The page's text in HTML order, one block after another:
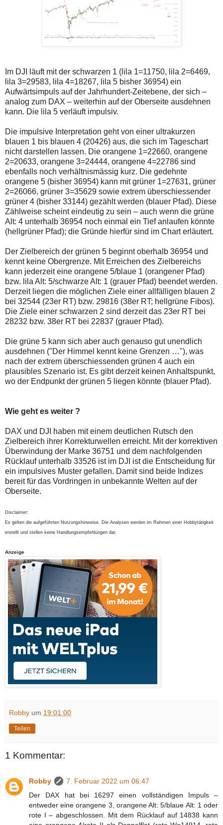
Im DJI läuft mit der schwarzen 1 (lila 1=11750, lila 2=6469,
lila 3=29583, lila 4=18267, lila 5 bisher 36954) ein
Aufwärtsimpuls auf der Jahrhundert-Zeitebene, der sich –
analog zum DAX – weiterhin auf der Oberseite ausdehnen
kann. Die lila 5 verläuft impulsiv.
Die impulsive Interpretation geht von einer ultrakurzen
blauen 1 bis blauen 4 (20426) aus, die sich im Tageschart
nicht darstellen lassen. Die orangene 1=22660, orangene
2=20633, orangene 3=24444, orangene 4=22786 sind
ebenfalls noch verhältnismässig kurz. Die gedehnte
orangene 5 (bisher 36954) kann mit grüner 1=27631, grüner
2=26066, grüner 3=35629 sowie extrem überschiessender
grüner 4 (bisher 33144) gezählt werden (blauer Pfad). Diese
Zählweise scheint eindeutig zu sein – auch wenn die grüne
Alt: 4 unterhalb 36954 noch einmal ein Tief anlaufen könnte
(hellgrüner Pfad); die Gründe hierfür sind im Chart erläutert.
Der Zielbereich der grünen 5 beginnt oberhalb 36954 und
kennt keine Obergrenze. Mit Erreichen des Zielbereichs
kann jederzeit eine orangene 5/blaue 1 (orangener Pfad)
bzw. lila Alt: 5/schwarze Alt: 1 (grauer Pfad) beendet werden.
Derzeit liegen die möglichen Ziele einer allfälligen blauen 2
bei 32544 (23er RT) bzw. 29816 (38er RT; hellgrüne Fibos).
Die Ziele einer schwarzen 2 sind derzeit das 23er RT bei
28232 bzw. 38er RT bei 22837 (grauer Pfad).
Die grüne 5 kann sich aber auch genauso gut unendlich
ausdehnen ("Der Himmel kennt keine Grenzen …"), was
nach der extrem überschiessenden grünen 4 auch ein
plausibles Szenario ist. Es gibt derzeit keinen Anhaltspunkt,
wo der Endpunkt der grünen 5 liegen könnte (blauer Pfad).
Wie geht es weiter ?
DAX und DJI haben mit einem deutlichen Rutsch den
Zielbereich ihrer Korrekturwellen erreicht. Mit der korrektiven
Überwindung der Marke 36751 und dem nachfolgenden
Rücklauf unterhalb 33526 ist im DJI ist die Entscheidung für
ein impulsives Muster gefallen. Damit sind beide Indizes
bereit für das Vordringen in unbekannte Welten auf der
Oberseite.
Disclaimer:
Es gelten die aufgeführten Nutzungshinweise. Die Analysen werden im Rahmen einer Hobbytätigkeit
erstellt und stellen keine Handlungsempfehlungen dar.
Anzeige
Robby um 19:01:00
Teilen
1 Kommentar:
Robby
7. Februar 2022 um 06:47
Der DAX hat bei 16297 einen vollständigen Impuls –
entweder eine orangene 3, orangene Alt: 5/blaue Alt: 1 oder
rote I – abgeschlossen. Mit dem Rücklauf auf 14838 kann